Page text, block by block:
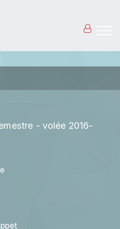
- volée 2016-